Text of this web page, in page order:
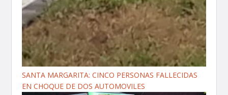
SANTA MARGARITA: CINCO PERSONAS FALLECIDAS
EN CHOQUE DE DOS AUTOMOVILES